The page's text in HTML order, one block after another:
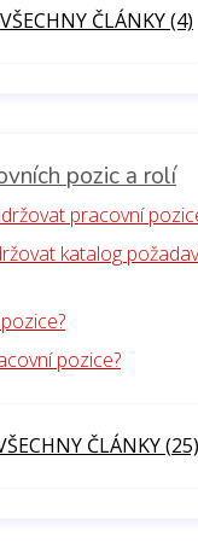
VŠECHNY ČLÁNKY (4)
pozic a rolí
pracovní
katalog
pozice?
ČLÁNKY (25)